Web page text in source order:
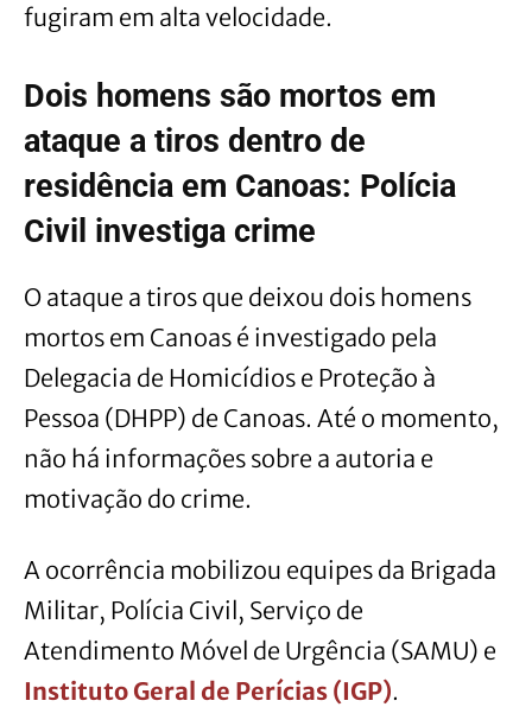
fugiram em alta velocidade.
Dois homens são mortos em
ataque a tiros dentro de
residência em Canoas: Polícia
Civil investiga crime
O ataque a tiros que deixou dois homens
mortos em Canoas é investigado pela
Delegacia de Homicídios e Proteção à
Pessoa (DHPP) de Canoas. Até o momento,
não há informações sobre a autoria e
motivação do crime.
A ocorrência mobilizou equipes da Brigada
Militar, Polícia Civil, Serviço de
Atendimento Móvel de Urgência (SAMU) e
Instituto Geral de Perícias (IGP).